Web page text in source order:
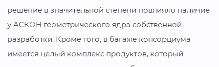
решение в значительной степени повлияло наличие
у АСКОН геометрического ядра собственной
разработки. Кроме того, в багаже консорциума
имеется целый комплекс продуктов, который